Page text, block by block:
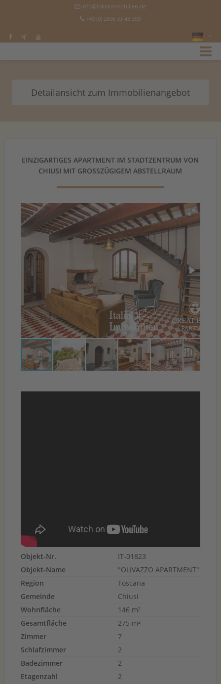
info@italiaimmobilien.de
+49 (0) 2606 33 43 399
Detailansicht zum Immobilienangebot
EINZIGARTIGES APARTMENT IM STADTZENTRUM VON
CHIUSI MIT GROSSZÜGIGEM ABSTELLRAUM
Objekt-Nr.
IT-01823
Objekt-Name
"OLIVAZZO APARTMENT"
Region
Toscana
Gemeinde
Chiusi
Wohnfläche
146 m²
Gesamtfläche
275 m²
Zimmer
7
Schlafzimmer
2
Badezimmer
2
Etagenzahl
2